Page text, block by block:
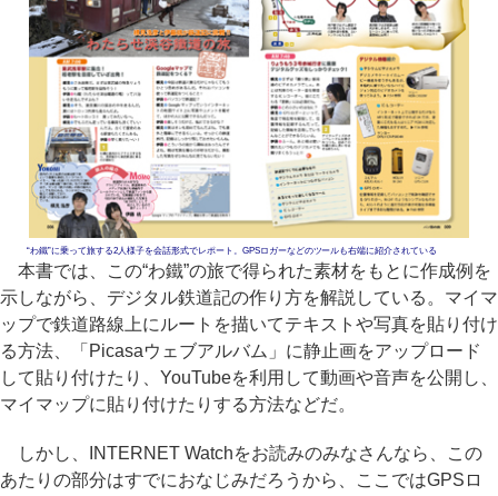
“わ鐵”に乗って旅する2人様子を会話形式でレポート。GPSロガーなどのツールも右端に紹介されている
本書では、この“わ鐵”の旅で得られた素材をもとに作成例を
示しながら、デジタル鉄道記の作り方を解説している。マイマ
ップで鉄道路線上にルートを描いてテキストや写真を貼り付け
る方法、「Picasaウェブアルバム」に静止画をアップロード
して貼り付けたり、YouTubeを利用して動画や音声を公開し、
マイマップに貼り付けたりする方法などだ。
しかし、INTERNET Watchをお読みのみなさんなら、この
あたりの部分はすでにおなじみだろうから、ここではGPSロ